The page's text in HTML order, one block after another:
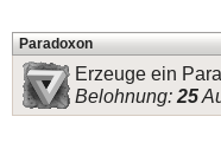
Paradoxon
Erzeuge ein
Belohnung: 25